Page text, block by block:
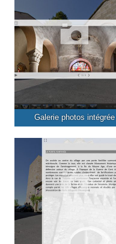
Galerie photos intégrée